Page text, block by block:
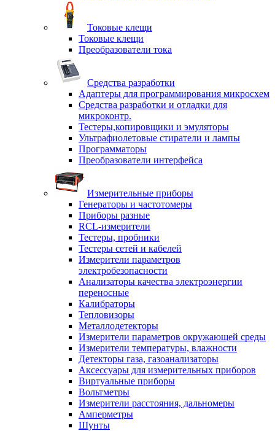
Токовые клещи
Токовые клещи
Преобразователи тока
Средства разработки
Адаптеры для программирования микросхем
Средства разработки и отладки для
микроконтр.
Тестеры,копировщики и эмуляторы
Ультрафиолетовые стиратели и лампы
Программаторы
Преобразователи интерфейса
Измерительные приборы
Генераторы и частотомеры
Приборы разные
RCL-измерители
Тестеры, пробники
Тестеры сетей и кабелей
Измерители параметров
электробезопасности
Анализаторы качества электроэнергии
переносные
Калибраторы
Тепловизоры
Металлодетекторы
Измерители параметров окружающей среды
Измерители температуры, влажности
Детекторы газа, газоанализаторы
Аксессуары для измерительных приборов
Виртуальные приборы
Вольтметры
Измерители расстояния, дальномеры
Амперметры
Шунты